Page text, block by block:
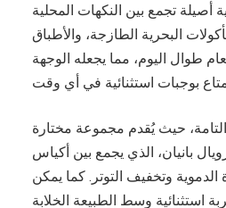
تجمع بين النكهات المحلية
البحرية الطازجة، والأطباق
طوال اليوم، مما يجعله الوجهة
التامة، حيث يُقدم مجموعة مختارة
بانيان، الذي يجمع بين أكياس
الدموية وتخفيف التوتر. كما يمكن